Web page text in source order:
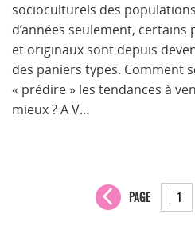
socioculturels des
d’années seulement,
et originaux sont depuis
des paniers types. Comment
« prédire » les tendances à
mieux ? A V…
PAGE